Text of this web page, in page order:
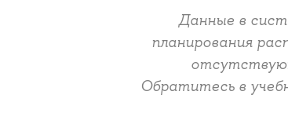
Данные в
планирования
Обратитесь в